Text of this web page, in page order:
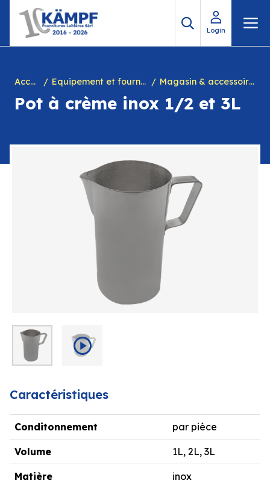
contenu
Login
Accueil Equipement et fournitures pour fromagerie Magasin & accessoires divers
Pot à crème inox 1/2 et 3L
Caractéristiques
Conditonnement par pièce
Volume 1L, 2L, 3L
Matière inox